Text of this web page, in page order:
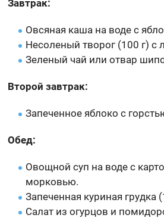
Завтрак:
Овсяная каша на воде с
Несоленый творог (100 г) с
Зеленый чай или отвар
Второй завтрак:
Запеченное яблоко с
Обед:
Овощной суп на воде с
морковью.
Запеченная куриная грудка
Салат из огурцов и